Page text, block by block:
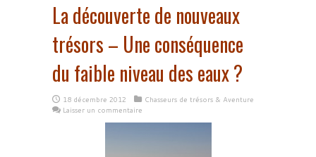
La découverte de nouveaux
trésors – Une conséquence
du faible niveau des eaux ?
18 décembre 2012
Chasseurs de trésors & Aventure
Laisser un commentaire